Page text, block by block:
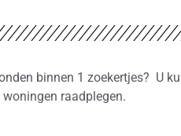
binnen 1 zoekertjes? U
raadplegen.